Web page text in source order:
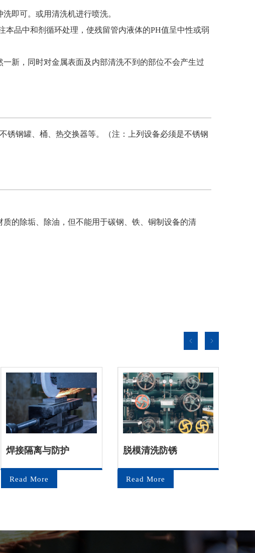
即可。或用清洗机进行喷洗。
本品中和剂循环处理，使残留管内液体的PH值呈中性或弱
新，同时对金属表面及内部清洗不到的部位不会产生过
锈钢罐、桶、热交换器等。（注：上列设备必须是不锈钢
的除垢、除油，但不能用于碳钢、铁、铜制设备的清
焊接隔离与防护
Read More
脱模清洗防锈
Read More